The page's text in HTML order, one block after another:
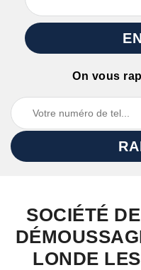
On vous
SOCIÉTÉ
LONDE